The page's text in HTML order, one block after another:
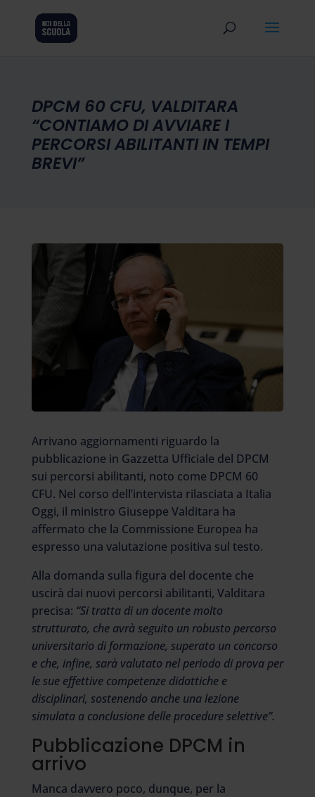
DPCM 60 CFU, VALDITARA
“CONTIAMO DI AVVIARE I
PERCORSI ABILITANTI IN TEMPI
BREVI”
Arrivano aggiornamenti riguardo la
pubblicazione in Gazzetta Ufficiale del DPCM
sui percorsi abilitanti, noto come DPCM 60
CFU. Nel corso dell’intervista rilasciata a Italia
Oggi, il ministro Giuseppe Valditara ha
affermato che la Commissione Europea ha
espresso una valutazione positiva sul testo.
Alla domanda sulla figura del docente che
uscirà dai nuovi percorsi abilitanti, Valditara
precisa: “Si tratta di un docente molto
strutturato, che avrà seguito un robusto percorso
universitario di formazione, superato un concorso
e che, infine, sarà valutato nel periodo di prova per
le sue effettive competenze didattiche e
disciplinari, sostenendo anche una lezione
simulata a conclusione delle procedure selettive”.
Pubblicazione DPCM in
arrivo
Manca davvero poco, dunque, per la